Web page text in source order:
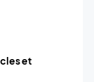
et